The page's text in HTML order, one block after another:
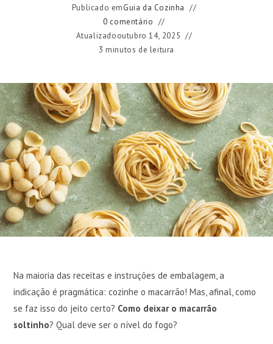
Publicado emGuia da Cozinha
0 comentário
Atualizadooutubro 14, 2025
3 minutos de leitura
Na maioria das receitas e instruções de embalagem, a
indicação é pragmática: cozinhe o macarrão! Mas, afinal, como
se faz isso do jeito certo? Como deixar o macarrão
soltinho? Qual deve ser o nível do fogo?